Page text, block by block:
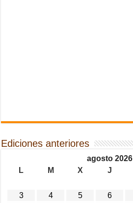
Ediciones anteriores
agosto 2026
L
M X J
3
4 5 6